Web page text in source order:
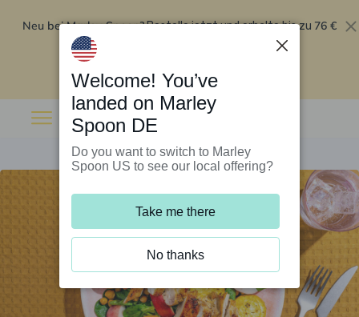
Neu bei Marley Spoon?Bestelle jetzt und erhalte bis zu 76 €
Rabatt auf deine ersten fünf Boxen
Welcome! You’ve
landed on Marley
Spoon DE
Do you want to switch to Marley
Spoon US to see our local offering?
Take me there
No thanks